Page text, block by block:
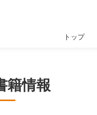
トップ
籍情報